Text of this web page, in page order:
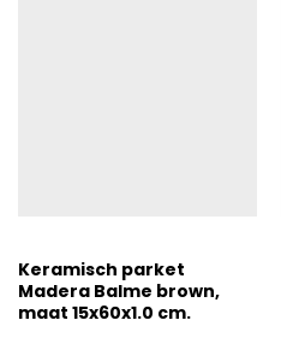
Keramisch parket
Madera Balme brown,
maat 15x60x1.0 cm.